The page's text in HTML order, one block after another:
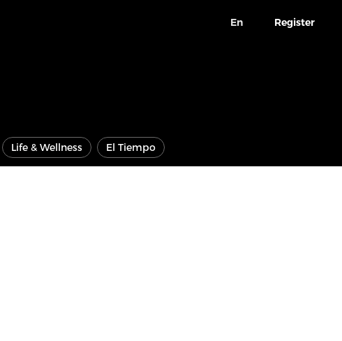
En Register
Life & Wellness El Tiempo